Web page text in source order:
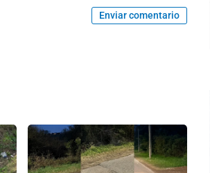
Enviar comentario